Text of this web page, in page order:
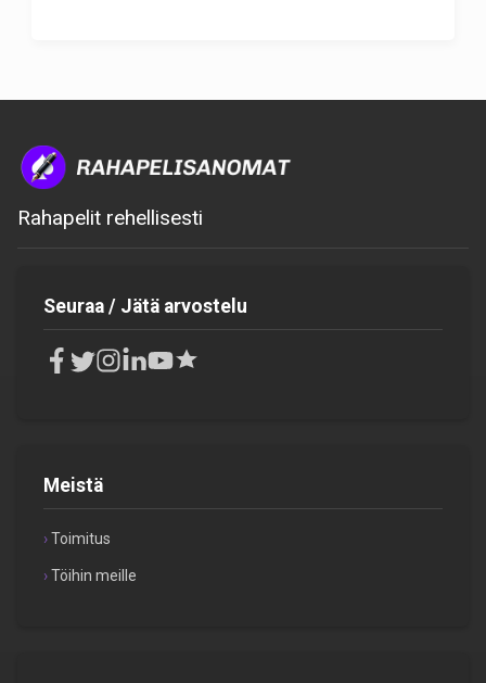
Rahapelit rehellisesti
Meistä
Toimitus
Töihin meille
Seuraa / Jätä arvostelu